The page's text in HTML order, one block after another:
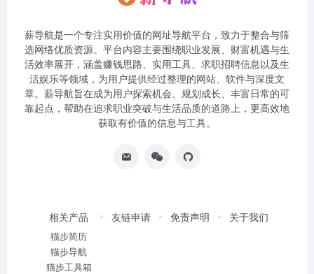
薪导航是一个专注实用价值的网址导航平台，致力于整合与筛
选网络优质资源。平台内容主要围绕职业发展、财富机遇与生
活效率展开，涵盖赚钱思路、实用工具、求职招聘信息以及生
活娱乐等领域，为用户提供经过整理的网站、软件与深度文
章。薪导航旨在成为用户探索机会、规划成长、丰富日常的可
靠起点，帮助在追求职业突破与生活品质的道路上，更高效地
获取有价值的信息与工具。
相关产品
猫步简历
猫步导航
猫步工具箱
友链申请 免责声明 关于我们